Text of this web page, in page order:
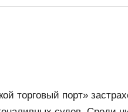
торговый порт»